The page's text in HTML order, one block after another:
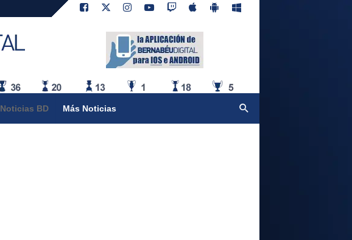
Noticias BD Más Noticias